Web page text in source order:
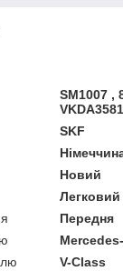
SM1007 ,
SKF
Новий
Передня
V-Class